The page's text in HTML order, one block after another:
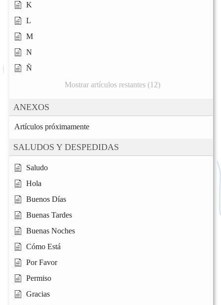
K
L
M
N
Ñ
Mostrar artículos restantes (12)
ANEXOS
Artículos próximamente
SALUDOS Y DESPEDIDAS
Saludo
Hola
Buenos Días
Buenas Tardes
Buenas Noches
Cómo Está
Por Favor
Permiso
Gracias